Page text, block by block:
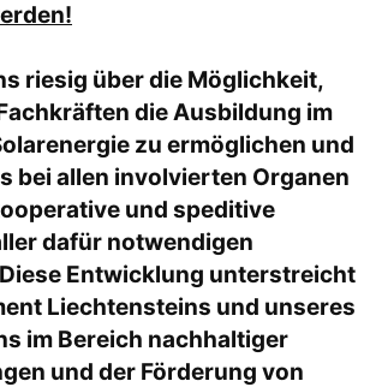
riesig über die Möglichkeit,
die Ausbildung im
zu ermöglichen und
bei allen involvierten Organen
und speditive
dafür notwendigen
Entwicklung unterstreicht
Liechtensteins und unseres
im Bereich nachhaltiger
und der Förderung von